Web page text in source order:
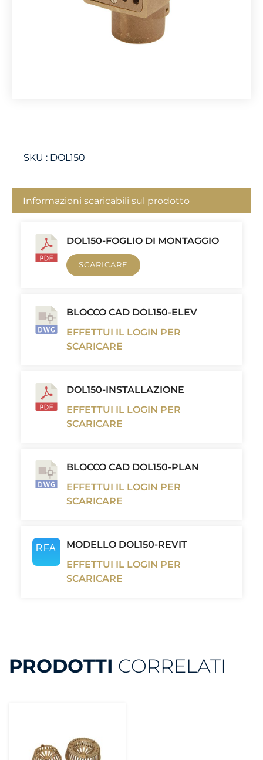
SKU : DOL150
Informazioni scaricabili sul prodotto
DOL150-FOGLIO DI MONTAGGIO
SCARICARE
BLOCCO CAD DOL150-ELEV
EFFETTUI IL LOGIN PER
SCARICARE
DOL150-INSTALLAZIONE
EFFETTUI IL LOGIN PER
SCARICARE
BLOCCO CAD DOL150-PLAN
EFFETTUI IL LOGIN PER
SCARICARE
MODELLO DOL150-REVIT
EFFETTUI IL LOGIN PER
SCARICARE
PRODOTTI CORRELATI